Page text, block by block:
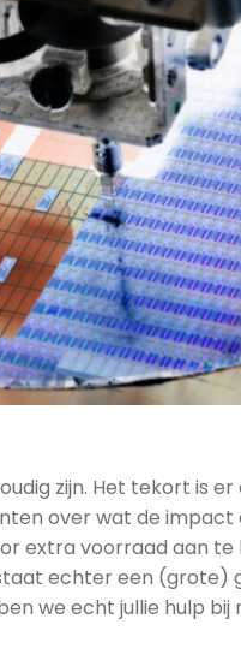
zijn. Het tekort is
over wat de
extra voorraad aan
echter een
we echt jullie hulp bij